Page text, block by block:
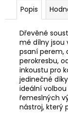
Popis
Dřevěné
mé dílny jsou
psaní perem,
perokresbu,
inkoustu pro
jedinečné
ideální
řemeslných
nástroj, který